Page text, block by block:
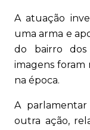
A atuação
uma arma e
do bairro dos
imagens foram
na época.
A
outra ação,